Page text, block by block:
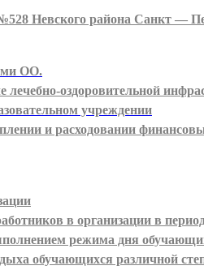
Невского района Санкт —
ОО.
оздоровительной
учреждении
и расходовании
в организации в
режима дня
обучающихся различной